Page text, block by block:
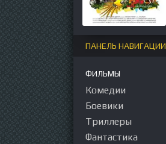
ПАНЕЛЬ НАВИГАЦИИ
ФИЛЬМЫ
Комедии
Боевики
Триллеры
Фантастика